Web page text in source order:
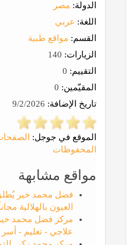
الدولة: مصر
اللغة: عربي
القسم: مواقع طبية
الزيارات:
التقييم:
المقيّمين:
تاريخ الإضافة:
الموقع في جوجل:
المحفوظات
مواقع مشابهة
فضل محمد خير يُطلق
العيون بالهلالية
مركز فضل محمد
علاجي - تعليم - أسر